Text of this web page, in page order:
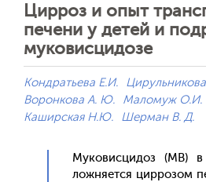
Цирроз и опыт
печени у детей и
муковисцидозе
Кондратьева Е.И.
Воронкова А. Ю.
Маломуж О.И.
Каширская Н.Ю.
Шерман В. Д.
Му­ковис­ци­доз (МВ)
ложня­ет­ся цир­ро­зом